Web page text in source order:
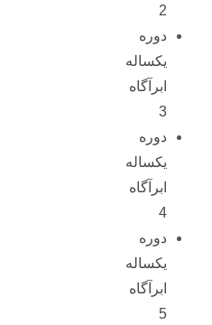
2
دوره
یکساله
ابرآگاه
3
دوره
یکساله
ابرآگاه
4
دوره
یکساله
ابرآگاه
5